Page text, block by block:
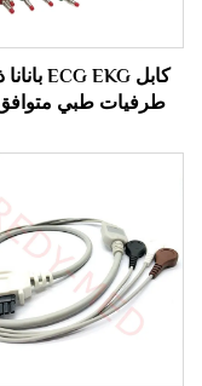
طرفيات طبي
ساخنة